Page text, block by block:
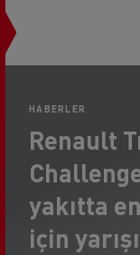
HABERLER
Renault
yakıtta
için